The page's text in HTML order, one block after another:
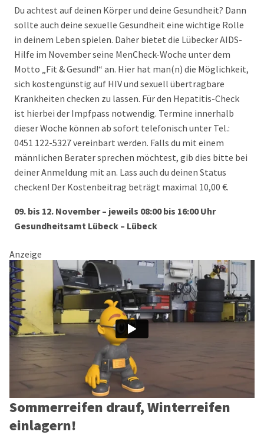
Du achtest auf deinen Körper und deine Gesundheit? Dann
sollte auch deine sexuelle Gesundheit eine wichtige Rolle
in deinem Leben spielen. Daher bietet die Lübecker AIDS-
Hilfe im November seine MenCheck-Woche unter dem
Motto „Fit & Gesund!“ an. Hier hat man(n) die Möglichkeit,
sich kostengünstig auf HIV und sexuell übertragbare
Krankheiten checken zu lassen. Für den Hepatitis-Check
ist hierbei der Impfpass notwendig. Termine innerhalb
dieser Woche können ab sofort telefonisch unter Tel.:
0451 122-5327 vereinbart werden. Falls du mit einem
männlichen Berater sprechen möchtest, gib dies bitte bei
deiner Anmeldung mit an. Lass auch du deinen Status
checken! Der Kostenbeitrag beträgt maximal 10,00 €.
09. bis 12. November – jeweils 08:00 bis 16:00 Uhr
Gesundheitsamt Lübeck – Lübeck
Anzeige
Sommerreifen drauf, Winterreifen
einlagern!